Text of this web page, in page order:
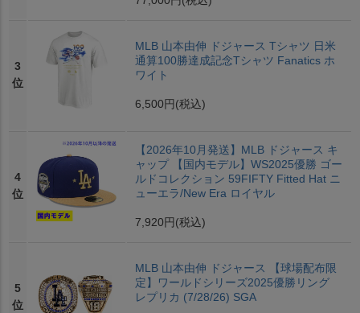
3
位
MLB 山本由伸 ドジャース Tシャツ 日米
通算100勝達成記念Tシャツ Fanatics ホ
ワイト
6,500円 (税込)
4
位
【2026年10月発送】MLB ドジャース キ
ャップ 【国内モデル】WS2025優勝 ゴー
ルドコレクション 59FIFTY Fitted Hat ニ
ューエラ/New Era ロイヤル
7,920円 (税込)
5
位
MLB 山本由伸 ドジャース 【球場配布限
定】ワールドシリーズ2025優勝リング
レプリカ (7/28/26) SGA